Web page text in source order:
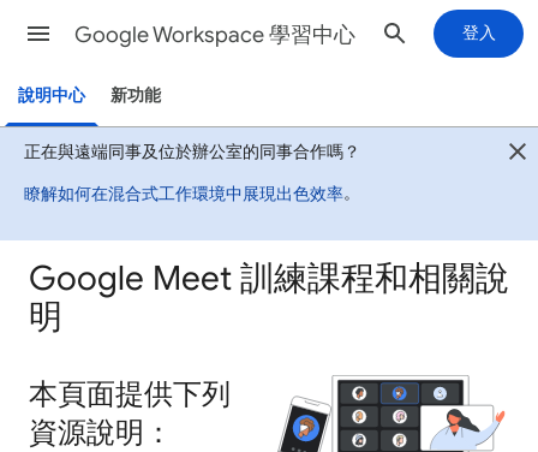
Google Workspace 學習中心 登入
說明中心 新功能
正在與遠端同事及位於辦公室的同事合作嗎？
瞭解如何在混合式工作環境中展現出色效率。
Google Meet 訓練課程和相關說
明
本頁面提供下列
資源說明：